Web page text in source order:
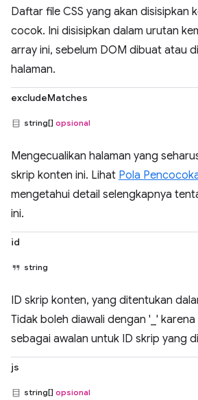
Daftar file CSS yang akan disisipkan
cocok. Ini disisipkan dalam urutan
array ini, sebelum DOM dibuat atau
halaman.
excludeMatches
string[] opsional
Mengecualikan halaman yang
skrip konten ini. Lihat Pola
mengetahui detail selengkapnya
ini.
id
string
ID skrip konten, yang ditentukan
Tidak boleh diawali dengan '_'
sebagai awalan untuk ID skrip yang
js
string[] opsional